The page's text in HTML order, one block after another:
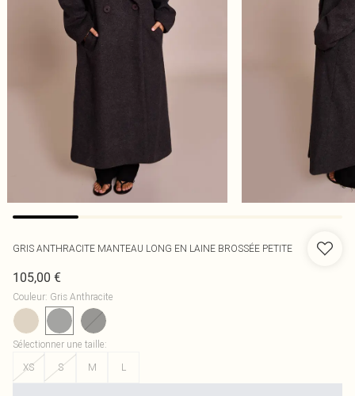
GRIS ANTHRACITE MANTEAU LONG EN LAINE BROSSÉE PETITE
105,00 €
Couleur: Gris Anthracite
Sélectionner une taille:
XS
S M L